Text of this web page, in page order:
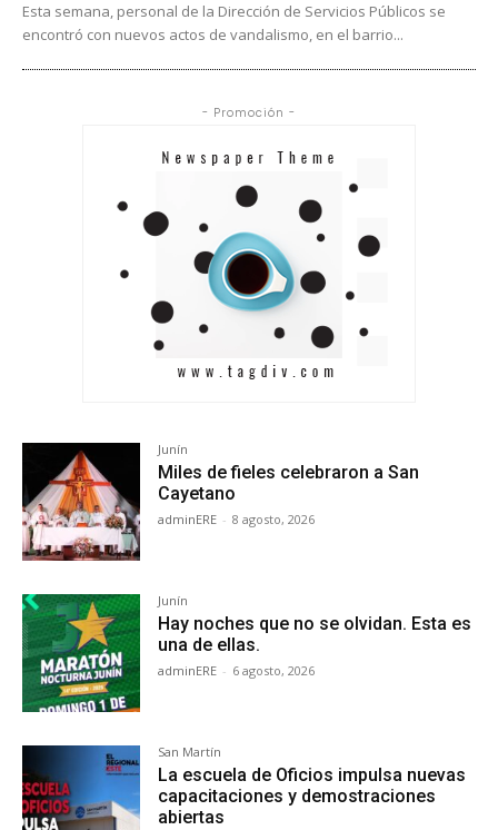
Esta semana, personal de la Dirección de Servicios Públicos se
encontró con nuevos actos de vandalismo, en el barrio...
- Promoción -
Junín
Miles de fieles celebraron a San
Cayetano
adminERE - 8 agosto, 2026
Junín
Hay noches que no se olvidan. Esta es
una de ellas.
adminERE - 6 agosto, 2026
San Martín
La escuela de Oficios impulsa nuevas
capacitaciones y demostraciones
abiertas